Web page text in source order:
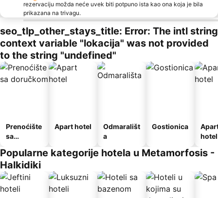
rezervaciju možda neće uvek biti potpuno ista kao ona koja je bila
prikazana na trivagu.
seo_tlp_other_stays_title: Error: The intl string
context variable "lokacija" was not provided
to the string "undefined"
Prenoćište
sa
Apart hotel
Odmarališt
a
Gostionica
hotel
Popularne kategorije hotela u Metamorfosis -
Halkidiki